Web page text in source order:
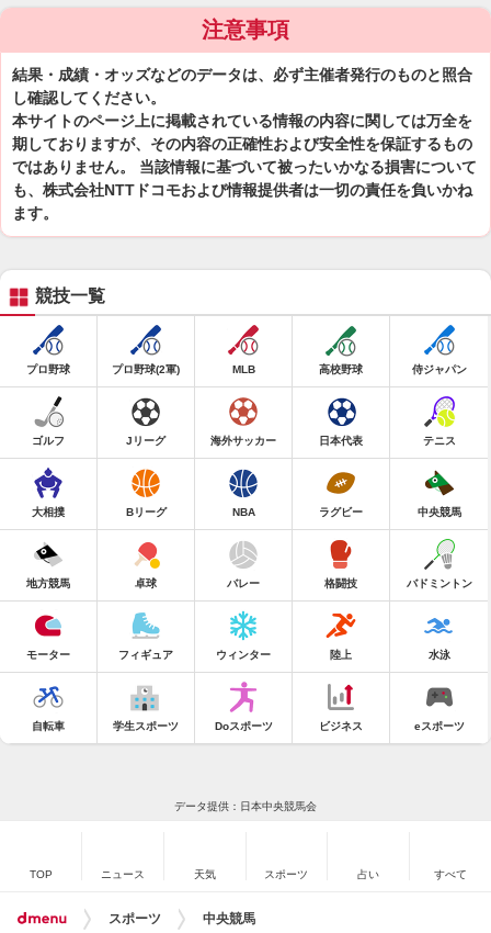
注意事項
結果・成績・オッズなどのデータは、必ず主催者発行のものと照合
し確認してください。
本サイトのページ上に掲載されている情報の内容に関しては万全を
期しておりますが、その内容の正確性および安全性を保証するもの
ではありません。 当該情報に基づいて被ったいかなる損害について
も、株式会社NTTドコモおよび情報提供者は一切の責任を負いかね
ます。
競技一覧
プロ野球 プロ野球(2軍) MLB 高校野球 侍ジャパン
ゴルフ Jリーグ 海外サッカー 日本代表 テニス
大相撲 Bリーグ NBA ラグビー 中央競馬
地方競馬 卓球 バレー 格闘技 バドミントン
モーター フィギュア ウィンター 陸上 水泳
自転車 学生スポーツ Doスポーツ ビジネス eスポーツ
データ提供：日本中央競馬会
TOP ニュース 天気 スポーツ 占い すべて
スポーツ 中央競馬